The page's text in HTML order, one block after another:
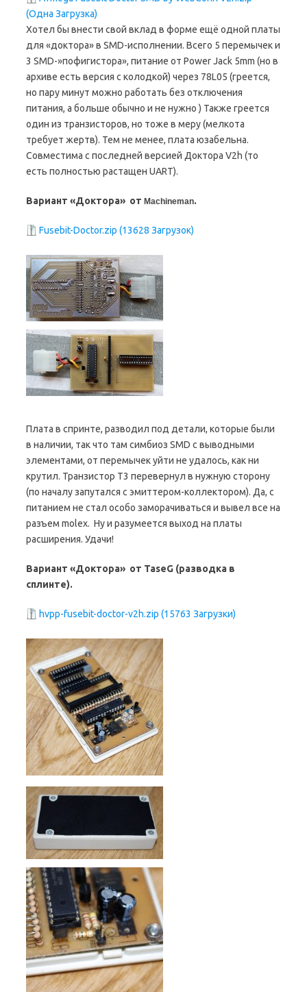
(Одна Загрузка)
Хотел бы внести свой вклад в форме ещё одной платы
для «доктора» в SMD-исполнении. Всего 5 перемычек и
3 SMD-»пофигистора», питание от Power Jack 5mm (но в
архиве есть версия с колодкой) через 78L05 (греется,
но пару минут можно работать без отключения
питания, а больше обычно и не нужно ) Также греется
один из транзисторов, но тоже в меру (мелкота
требует жертв). Тем не менее, плата юзабельна.
Совместима с последней версией Доктора V2h (то
есть полностью растащен UART).
Вариант «Доктора» от Machineman.
Fusebit-Doctor.zip (13628 Загрузок)
Плата в спринте, разводил под детали, которые были
в наличии, так что там симбиоз SMD с выводными
элементами, от перемычек уйти не удалось, как ни
крутил. Транзистор T3 перевернул в нужную сторону
(по началу запутался с эмиттером-коллектором). Да, с
питанием не стал особо заморачиваться и вывел все на
разъем molex. Ну и разумеется выход на платы
расширения. Удачи!
Вариант «Доктора» от TaseG (разводка в
сплинте).
hvpp-fusebit-doctor-v2h.zip (15763 Загрузки)